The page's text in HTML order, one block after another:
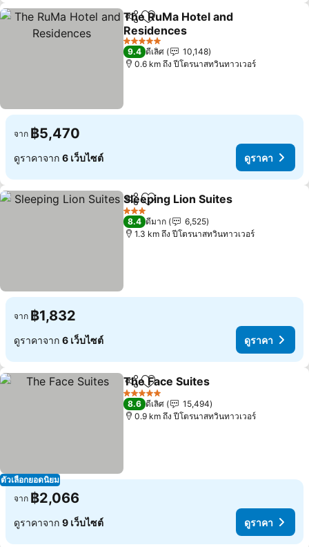
แชร์ เพิ่มในรายการโปรด
The RuMa Hotel and
Residences
ดูราคา
5 ดาว
9.4 ดีเลิศ
10,148
0.6 km ถึง ปีโตรนาสทวินทาวเวอร์
จาก ฿5,470
ดูราคาจาก 6 เว็บไซต์ ดูราคา
แชร์ เพิ่มในรายการโปรด
Sleeping Lion Suites
3 ดาว
8.4 ดีมาก
6,525
1.3 km ถึง ปีโตรนาสทวินทาวเวอร์
จาก ฿1,832
ดูราคาจาก 6 เว็บไซต์ ดูราคา
ตัวเลือกยอดนิยม
แชร์ เพิ่มในรายการโปรด
The Face Suites
5 ดาว
8.6 ดีเลิศ
15,494
0.9 km ถึง ปีโตรนาสทวินทาวเวอร์
จาก ฿2,066
ดูราคาจาก 9 เว็บไซต์ ดูราคา